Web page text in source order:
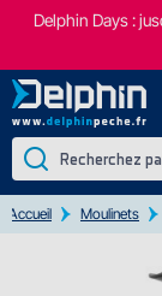
Delphin Days :
Accueil Moulinets